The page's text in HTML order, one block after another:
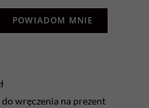
POWIADOM MNIE
wręczenia na prezent